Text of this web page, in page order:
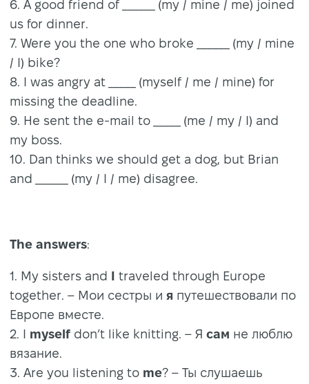
6. A good friend of ______ (my / mine / me) joined
us for dinner.
7. Were you the one who broke ______ (my / mine
/ I) bike?
8. I was angry at _____ (myself / me / mine) for
missing the deadline.
9. He sent the e-mail to _____ (me / my / I) and
my boss.
10. Dan thinks we should get a dog, but Brian
and ______ (my / I / me) disagree.
The answers:
1. My sisters and I traveled through Europe
together. – Мои сестры и я путешествовали по
Европе вместе.
2. I myself don’t like knitting. – Я сам не люблю
вязание.
3. Are you listening to me? – Ты слушаешь